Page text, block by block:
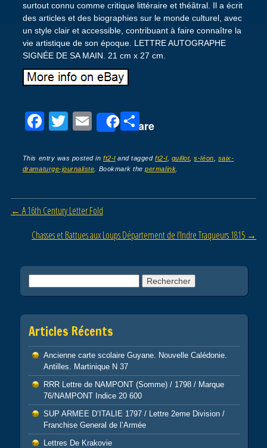
surtout connu comme critique littéraire et théâtral. Il a écrit
des articles et des biographies sur le monde culturel, avec
un style clair et accessible, contribuant à faire connaître la
vie artistique de son époque. LETTRE AUTOGRAPHE
SIGNÉE DE SA MAIN. 21 cm x 27 cm.
F
c
e
b
o
o
T
tt
er
E
ail
Share
P
ta
g
er
This entry was posted inft2-land tagged ft2-l, guillot,s-léon
saix-
dramaturge-journaliste . Bookmark thepermalink
Post navigation
← A 16th Century Letter Fold
Chasses et Battues aux Loups Département de l’Indre Traqueurs 1815 →
Articles Récents
Ancienne carte scolaire Guyane. Nouvelle Calédonie.
Antilles. Martinique N 37
RRR Lettre de NAMPONT (Somme) / 1798 / Marque
76/NAMPONT Indice 20 600
SUP ARMEE D’ITALIE 1797 / Lettre 2eme Division /
Franchise General de l’Armée
Lettres De Krakovie